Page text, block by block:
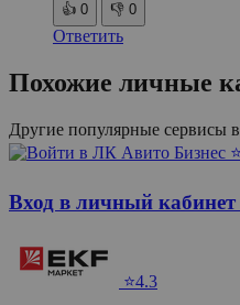
👍 0 👎 0
Ответить
Похожие личные
Другие популярные сервисы
Вход в личный кабинет
⭐4.3